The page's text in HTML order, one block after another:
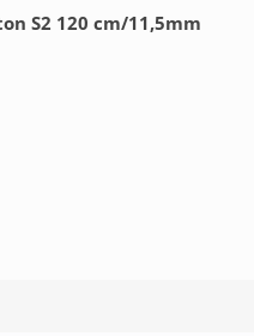
S2 120 cm/11,5mm